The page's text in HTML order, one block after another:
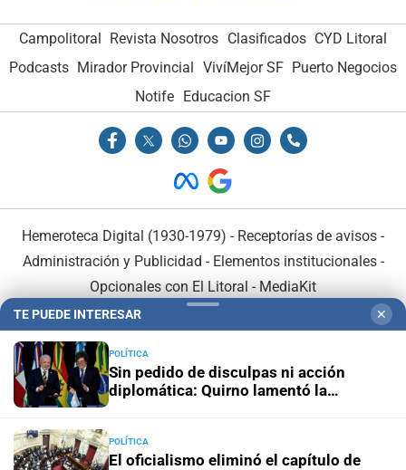
Campolitoral Revista Nosotros Clasificados CYD Litoral
Podcasts Mirador Provincial VivíMejor SF Puerto Negocios
Notife Educacion SF
Hemeroteca Digital (1930-1979) - Receptorías de avisos -
Administración y Publicidad - Elementos institucionales-
Opcionales con El Litoral - MediaKit
En Asociación con:
TE PUEDE INTERESAR ✕
POLÍTICA
Sin pedido de disculpas ni acción
diplomática: Quirno lamentó la
POLÍTICA
El oficialismo eliminó el capítulo de